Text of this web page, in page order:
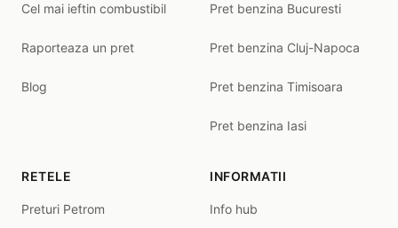
Cel mai ieftin combustibil
Raporteaza un pret
Blog
Pret benzina Bucuresti
Pret benzina Cluj-Napoca
Pret benzina Timisoara
Pret benzina Iasi
RETELE
Preturi Petrom
INFORMATII
Info hub